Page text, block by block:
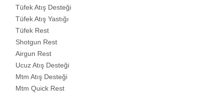
Tüfek Atış Desteği
Tüfek Atış Yastığı
Tüfek Rest
Shotgun Rest
Airgun Rest
Ucuz Atış Desteği
Mtm Atış Desteği
Mtm Quick Rest